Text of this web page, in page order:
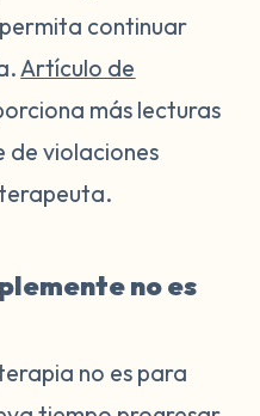
continuar
Artículo de
más lecturas
de violaciones
no es
no es para